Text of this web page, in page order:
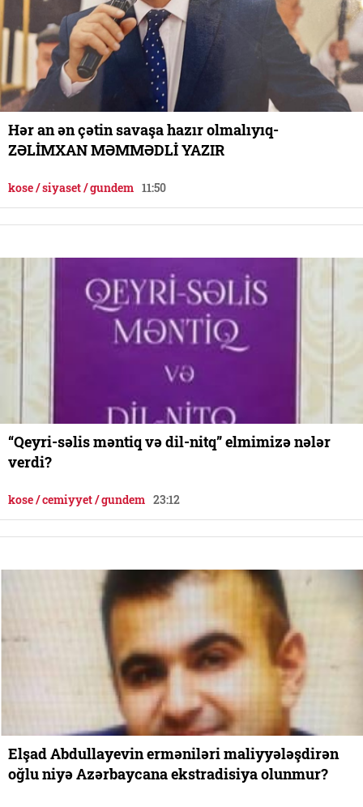
Hər an ən çətin savaşa hazır olmalıyıq-
ZƏLİMXAN MƏMMƏDLİ YAZIR
kose / siyaset / gundem 11:50
“Qeyri-səlis məntiq və dil-nitq” elmimizə nələr
verdi?
kose / cemiyyet / gundem 23:12
Elşad Abdullayevin erməniləri maliyyələşdirən
oğlu niyə Azərbaycana ekstradisiya olunmur?